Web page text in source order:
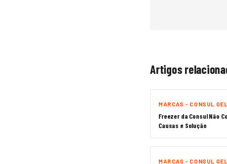
Artigos
MARCAS - CONSUL
Freezer da Consul Não
Causas e Solução
MARCAS - CONSUL